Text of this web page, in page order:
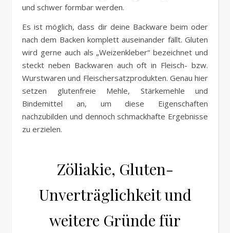
und schwer formbar werden.
Es ist möglich, dass dir deine Backware beim oder
nach dem Backen komplett auseinander fällt. Gluten
wird gerne auch als „Weizenkleber“ bezeichnet und
steckt neben Backwaren auch oft in Fleisch- bzw.
Wurstwaren und Fleischersatzprodukten. Genau hier
setzen glutenfreie Mehle, Stärkemehle und
Bindemittel an, um diese Eigenschaften
nachzubilden und dennoch schmackhafte Ergebnisse
zu erzielen.
Zöliakie, Gluten-
Unverträglichkeit und
weitere Gründe für